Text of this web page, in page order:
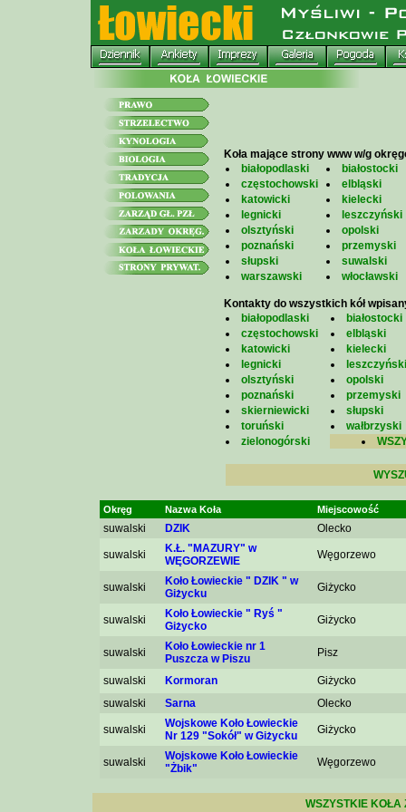
Koła mające strony www w/g
białopodlaski
białostocki
częstochowski
elbląski
katowicki
kielecki
legnicki
leszczyński
olsztyński
opolski
poznański
przemyski
słupski
suwalski
warszawski
włocławski
Kontakty do wszystkich kół
białopodlaski
białostocki
częstochowski
elbląski
katowicki
kielecki
legnicki
leszczyński
olsztyński
opolski
poznański
przemyski
skierniewicki
słupski
toruński
wałbrzyski
zielonogórski
Okręg Nazwa Koła Miejscowość
suwalski DZIK Olecko
suwalski
K.Ł. "MAZURY" w
WĘGORZEWIE
Węgorzewo
suwalski
Koło Łowieckie " DZIK " w
Giżycku
Giżycko
suwalski
Koło Łowieckie " Ryś "
Giżycko
Giżycko
suwalski
Koło Łowieckie nr 1
Puszcza w Piszu
Pisz
suwalski Kormoran
Giżycko
suwalski
Sarna Olecko
suwalski
Wojskowe Koło Łowieckie
Nr 129 "Sokół" w Giżycku
Giżycko
suwalski
Wojskowe Koło Łowieckie
"Żbik"
Węgorzewo
WSZYSTKIE KOŁA